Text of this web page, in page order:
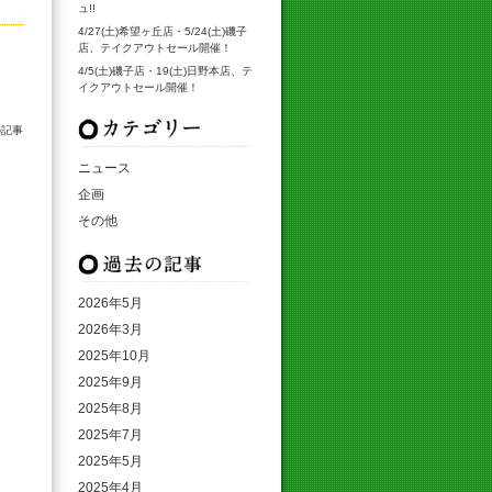
事
ュ!!
4/27(土)希望ヶ丘店・5/24(土)磯子
店、テイクアウトセール開催！
4/5(土)磯子店・19(土)日野本店、テ
イクアウトセール開催！
カテゴリ
ニュース
企画
その他
月別アーカイブ
2026年5月
2026年3月
2025年10月
2025年9月
2025年8月
2025年7月
2025年5月
2025年4月